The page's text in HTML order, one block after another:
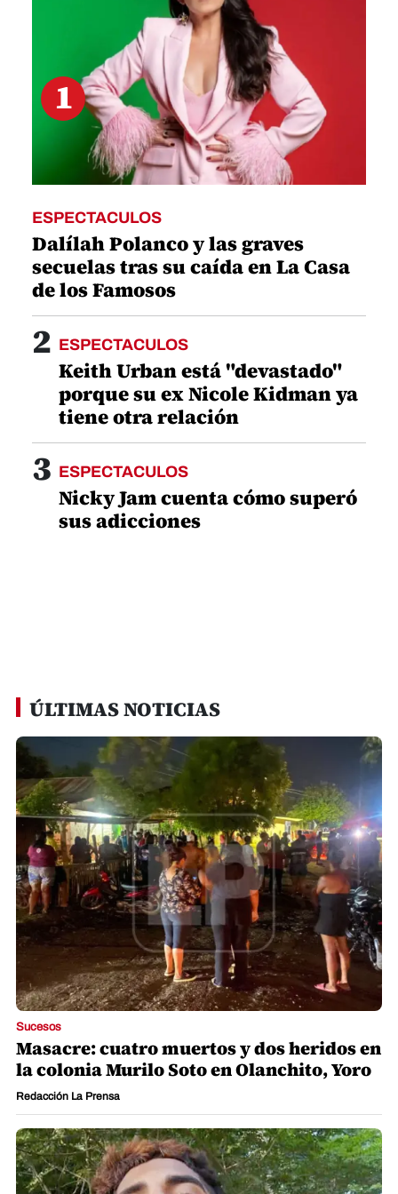
1
ESPECTACULOS
Dalílah Polanco y las graves
secuelas tras su caída en La Casa
de los Famosos
2 ESPECTACULOS
Keith Urban está "devastado"
porque su ex Nicole Kidman ya
tiene otra relación
3 ESPECTACULOS
Nicky Jam cuenta cómo superó
sus adicciones
ÚLTIMAS NOTICIAS
Sucesos
Masacre: cuatro muertos y dos heridos en
la colonia Murilo Soto en Olanchito, Yoro
Redacción La Prensa